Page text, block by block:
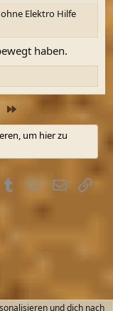
Elektro Hilfe
haben.
um hier zu
TumblrWhatsApp
E-MailLink
und dich nach